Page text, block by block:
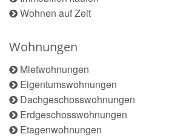
Wohnen auf Zeit
Wohnungen
Mietwohnungen
Eigentumswohnungen
Dachgeschosswohnungen
Erdgeschosswohnungen
Etagenwohnungen